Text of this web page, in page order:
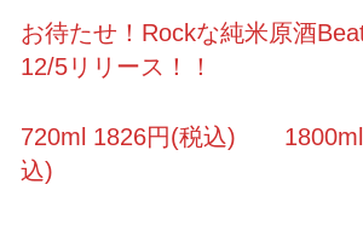
お待たせ！Rockな純米原酒
12/5リリース！！
720ml 1826円(税込)
込)